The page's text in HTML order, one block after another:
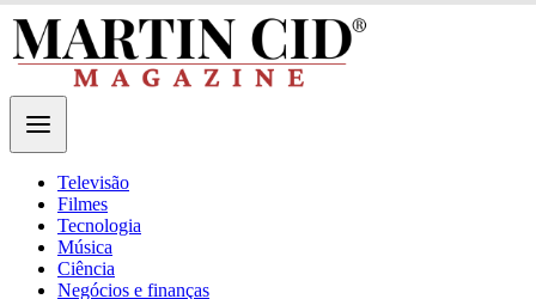
Televisão
Filmes
Tecnologia
Música
Ciência
Negócios e finanças